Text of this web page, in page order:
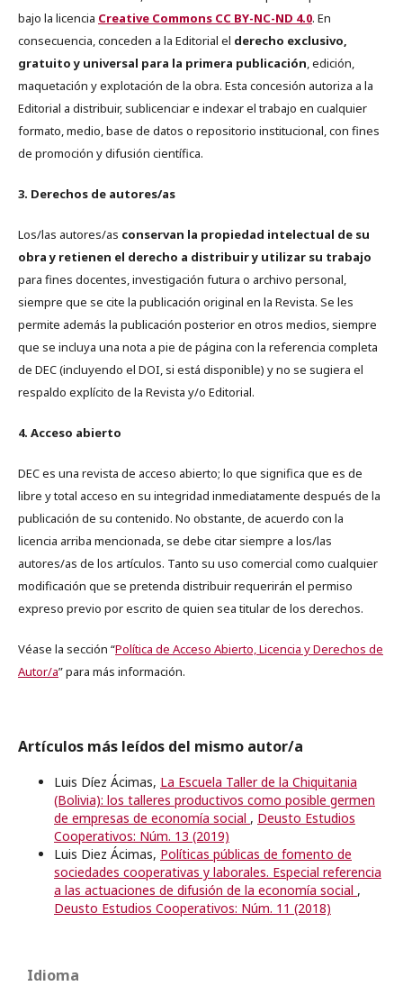
bajo la licencia Creative Commons CC BY-NC-ND 4.0. En
consecuencia, conceden a la Editorial el derecho exclusivo,
gratuito y universal para la primera publicación , edición,
maquetación y explotación de la obra. Esta concesión autoriza a la
Editorial a distribuir, sublicenciar e indexar el trabajo en cualquier
formato, medio, base de datos o repositorio institucional, con fines
de promoción y difusión científica.
3. Derechos de autores/as
Los/las autores/as conservan la propiedad intelectual de su
obra y retienen el derecho a distribuir y utilizar su trabajo
para fines docentes, investigación futura o archivo personal,
siempre que se cite la publicación original en la Revista. Se les
permite además la publicación posterior en otros medios, siempre
que se incluya una nota a pie de página con la referencia completa
de DEC (incluyendo el DOI, si está disponible) y no se sugiera el
respaldo explícito de la Revista y/o Editorial.
4. Acceso abierto
DEC es una revista de acceso abierto; lo que significa que es de
libre y total acceso en su integridad inmediatamente después de la
publicación de su contenido. No obstante, de acuerdo con la
licencia arriba mencionada, se debe citar siempre a los/las
autores/as de los artículos. Tanto su uso comercial como cualquier
modificación que se pretenda distribuir requerirán el permiso
expreso previo por escrito de quien sea titular de los derechos.
Véase la sección “Política de Acceso Abierto, Licencia y Derechos de
Autor/a” para más información.
Artículos más leídos del mismo autor/a
Luis Díez Ácimas, La Escuela Taller de la Chiquitania
(Bolivia): los talleres productivos como posible germen
de empresas de economía social , Deusto Estudios
Cooperativos: Núm. 13 (2019)
Luis Diez Ácimas, Políticas públicas de fomento de
sociedades cooperativas y laborales. Especial referencia
a las actuaciones de difusión de la economía social ,
Deusto Estudios Cooperativos: Núm. 11 (2018)
Idioma